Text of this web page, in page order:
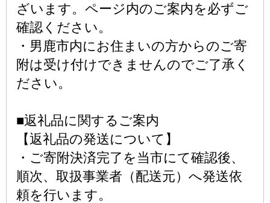
ざいます。ページ内のご案内を必ずご
確認ください。
・男鹿市内にお住まいの方からのご寄
附は受け付けできませんのでご了承く
ださい。
■返礼品に関するご案内
【返礼品の発送について】
・ご寄附決済完了を当市にて確認後、
順次、取扱事業者（配送元）へ発送依
頼を行います。